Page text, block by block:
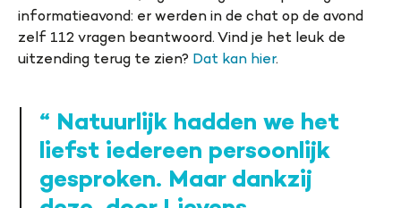
informatieavond: er werden in de chat op de avond
zelf 112 vragen beantwoord. Vind je het leuk de
uitzending terug te zien? Dat kan hier.
Natuurlijk hadden we het
liefst iedereen persoonlijk
gesproken. Maar dankzij